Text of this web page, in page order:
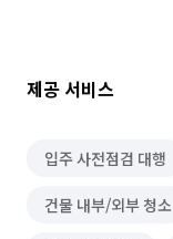
제공 서비스
입주 사전점검 대행
건물 내부/외부 청소